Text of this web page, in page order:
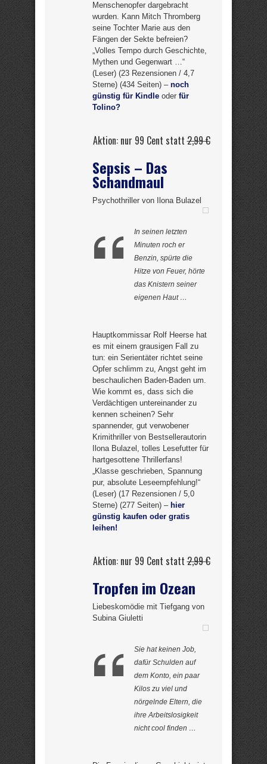
Menschenopfer dargebracht
wurden. Kann Mitch Thromberg
seine Tochter Marie aus den
Fängen der Sekte befreien?
„Volles Tempo durch Geschichte,
Mythen und Gegenwart …“
(Leser) (23 Rezensionen / 4,7
Sterne) (434 Seiten) – noch
günstig für Kindle oder für
Tolino?
Aktion: nur 99 Cent statt2,99 €
Sepsis – Das
Schandmaul
Psychothriller von Ilona Bulazel
In seinen letzten
Minuten roch er
Benzin, spürte die
Hitze von Feuer, hörte
das Knistern seiner
eigenen Haut …
Hauptkommissar Rolf Heerse hat
es mit einem grausigen Fall zu
tun: ein Serientäter richtet seine
Opfer schlimm zu, Angst geht im
beschaulichen Baden-Baden um.
Wie kommt es, dass sich die
Verdächtigen untereinander zu
kennen scheinen? Sehr
spannender, gut verwobener
Krimithriller von Bestsellerautorin
Ilona Bulazel, tolles Lesefutter für
hartgesottene Thrillerfans!
„Klasse geschrieben, Spannung
pur, absolute Leseempfehlung!“
(Leser) (17 Rezensionen / 5,0
Sterne) (277 Seiten) – hier
günstig kaufen oder gratis
leihen!
Aktion: nur 99 Cent statt2,99 €
Tropfen im Ozean
Liebeskomödie mit Tiefgang von
Subina Giuletti
Sie hat keinen Job,
dafür Schulden auf
dem Konto, ein paar
Kilos zu viel und
nörgelnde Eltern, die
ihre Arbeitslosigkeit
nicht cool finden …